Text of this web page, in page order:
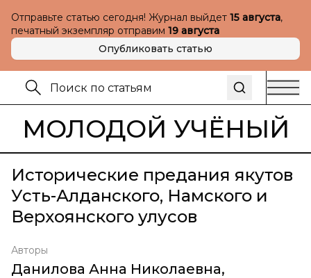
Отправьте статью сегодня! Журнал выйдет 15 августа,
печатный экземпляр отправим 19 августа
Опубликовать статью
МОЛОДОЙ УЧЁНЫЙ
Исторические предания якутов
Усть-Алданского, Намского и
Верхоянского улусов
Авторы
Данилова Анна Николаевна,